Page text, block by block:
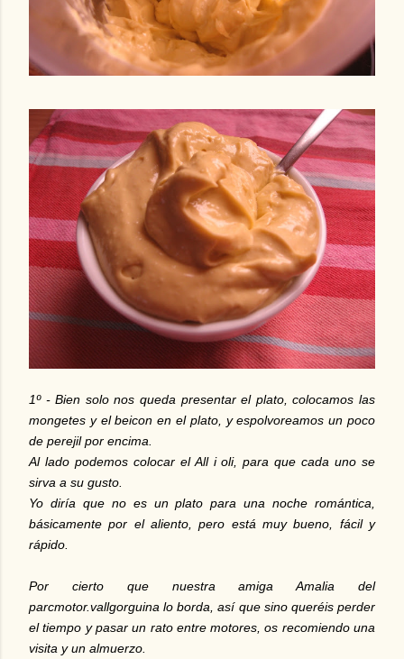
1º - Bien solo nos queda presentar el plato, colocamos las
mongetes y el beicon en el plato, y espolvoreamos un poco
de perejil por encima.
Al lado podemos colocar el All i oli, para que cada uno se
sirva a su gusto.
Yo diría que no es un plato para una noche romántica,
básicamente por el aliento, pero está muy bueno, fácil y
rápido.
Por cierto que nuestra amiga Amalia del
parcmotor.vallgorguina lo borda, así que sino queréis perder
el tiempo y pasar un rato entre motores, os recomiendo una
visita y un almuerzo.